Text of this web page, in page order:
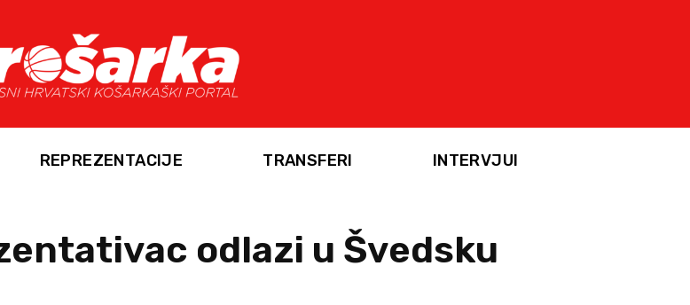
REPREZENTACIJE TRANSFERI INTERVJUI
odlazi u Švedsku